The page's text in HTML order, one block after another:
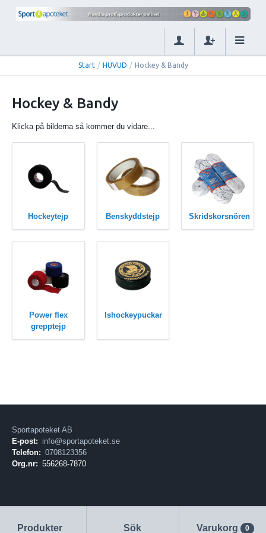
Produkter Sök Varukorg 0
Start / HUVUD / Hockey & Bandy
Hockey & Bandy
Klicka på bilderna så kommer du vidare...
Hockeytejp Benskyddstejp Skridskorsnören
Power flex
grepptejp
Ishockeypuckar
Sportapoteket AB
E-post: info@sportapoteket.se
Telefon: 0708123356
Org.nr: 556268-7870